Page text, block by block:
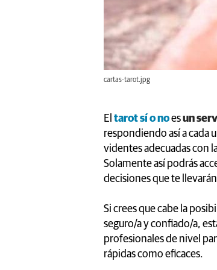
cartas-tarot.jpg
El tarot sí o noesun
respondiendo así a cada
videntes adecuadas con
Solamente así podrás
decisiones que te
Si crees que cabe la
seguro/a y confiado/a,
profesionales de nivel
rápidas como eficaces.